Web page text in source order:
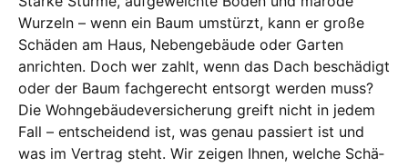
Wur­zeln – wenn ein Baum umstürzt, kann er gro­ße
Schä­den am Haus, Neben­ge­bäu­de oder Gar­ten
anrich­ten. Doch wer zahlt, wenn das Dach beschä­digt
oder der Baum fach­ge­recht ent­sorgt wer­den muss?
Die Wohn­ge­bäu­de­ver­si­che­rung greift nicht in jedem
Fall – ent­schei­dend ist, was genau pas­siert ist und
was im Ver­trag steht. Wir zei­gen Ihnen, wel­che Schä­